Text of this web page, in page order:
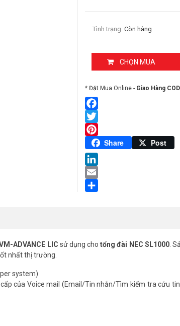
Tình trạng: Còn hàng
CHỌN MUA
* Đặt Mua Online - Giao Hàng
Facebook
Twitter
Pinterest
Share Post
LinkedIn
Email
ADVANCE LIC sử dụng chotổng đài NEC SL1000.
nhất thị trường.
system)
của Voice mail (Email/Tin nhắn/Tìm kiếm tra cứu